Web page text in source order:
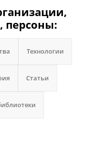
персоны:
Технологии
Статьи